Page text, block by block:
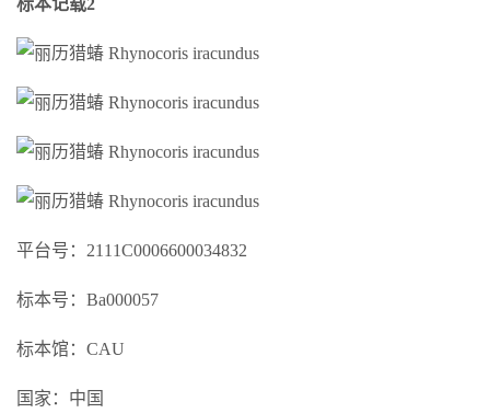
标本记载2
平台号：2111C0006600034832
标本号：Ba000057
标本馆：CAU
国家：中国